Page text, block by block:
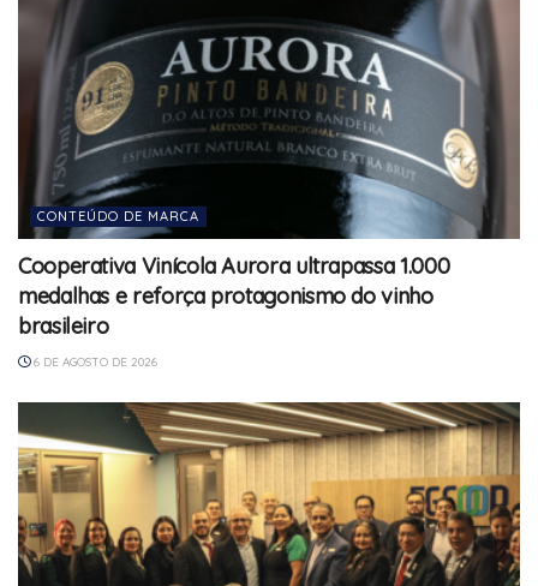
CONTEÚDO DE MARCA
Cooperativa Vinícola Aurora ultrapassa 1.000
medalhas e reforça protagonismo do vinho
brasileiro
6 DE AGOSTO DE 2026